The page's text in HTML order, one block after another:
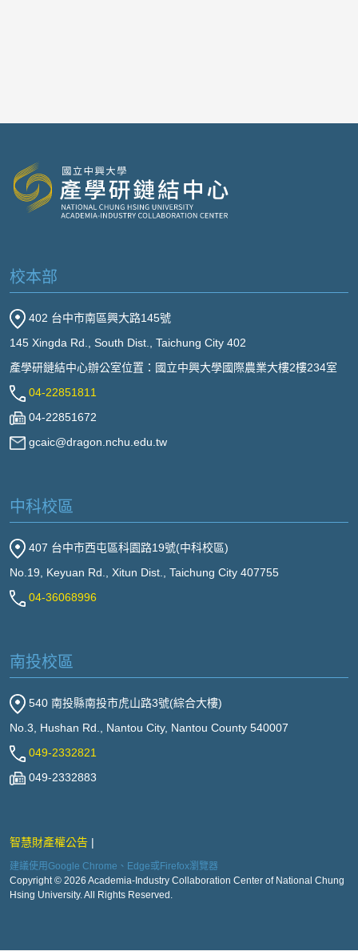
校本部
402 台中市南區興大路145號
145 Xingda Rd., South Dist., Taichung City 402
產學研鏈結中心辦公室位置：國立中興大學國際農業大樓2樓234室
04-22851811
04-22851672
gcaic@dragon.nchu.edu.tw
中科校區
407 台中市西屯區科園路19號(中科校區)
No.19, Keyuan Rd., Xitun Dist., Taichung City 407755
04-36068996
南投校區
540 南投縣南投市虎山路3號(綜合大樓)
No.3, Hushan Rd., Nantou City, Nantou County 540007
049-2332821
049-2332883
智慧財產權公告
建議使用Google Chrome、Edge或Firefox瀏覽器
Copyright © 2026 Academia-Industry Collaboration Center of National Chung
Hsing University. All Rights Reserved.